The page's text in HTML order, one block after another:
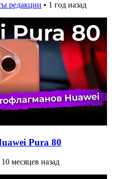
редакции • 1 год назад
Pura 80
10 месяцев назад